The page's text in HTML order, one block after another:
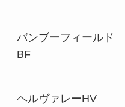
バンブーフィールド
BF
ヘルヴァレーHV